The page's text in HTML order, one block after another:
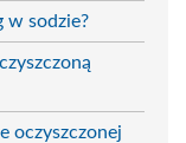
w sodzie?
oczyszczonej